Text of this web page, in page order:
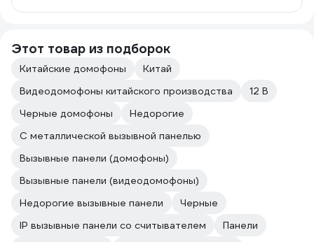
Этот товар из подборок
Китайские домофоны
Китай
Видеодомофоны китайского производства
12 В
Черные домофоны
Недорогие
С металлической вызывной панелью
Вызывные панели (домофоны)
Вызывные панели (видеодомофоны)
Недорогие вызывные панели
Черные
IP вызывные панели со считывателем
Панели